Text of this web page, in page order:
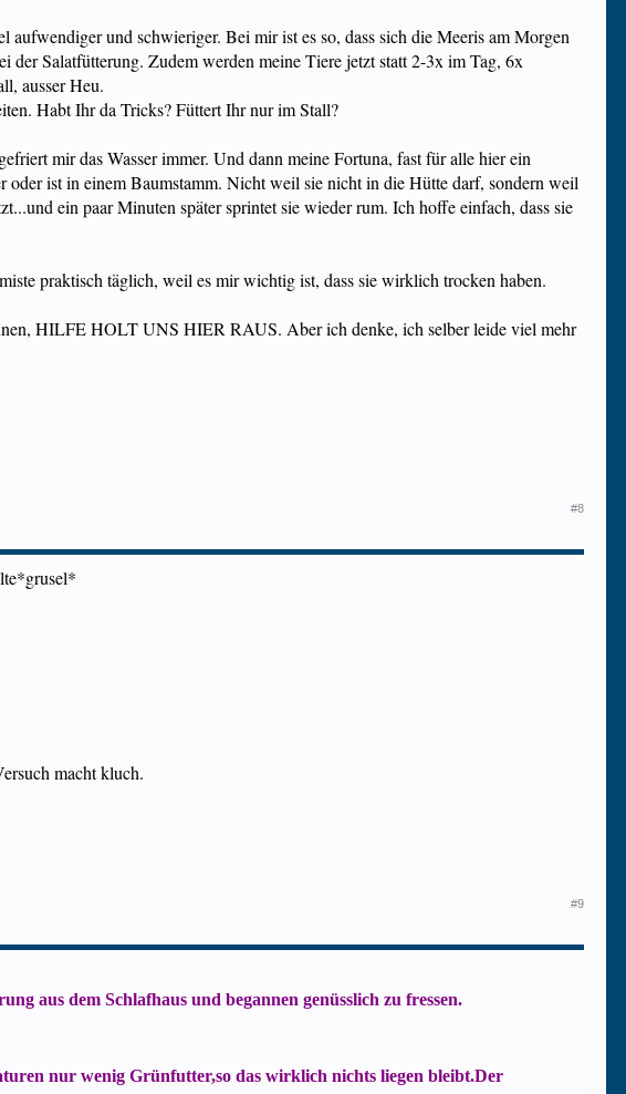
und schwieriger. Bei mir ist es so, dass sich die Meeris am Morgen
Salatfütterung. Zudem werden meine Tiere jetzt statt 2-3x im Tag, 6x
ausser Heu.
Habt Ihr da Tricks? Füttert Ihr nur im Stall?
mir das Wasser immer. Und dann meine Fortuna, fast für alle hier ein
ist in einem Baumstamm. Nicht weil sie nicht in die Hütte darf, sondern weil
ein paar Minuten später sprintet sie wieder rum. Ich hoffe einfach, dass sie
praktisch täglich, weil es mir wichtig ist, dass sie wirklich trocken haben.
HILFE HOLT UNS HIER RAUS. Aber ich denke, ich selber leide viel mehr
#8
macht kluch.
#9
aus dem Schlafhaus und begannen genüsslich zu fressen.
nur wenig Grünfutter,so das wirklich nichts liegen bleibt.Der